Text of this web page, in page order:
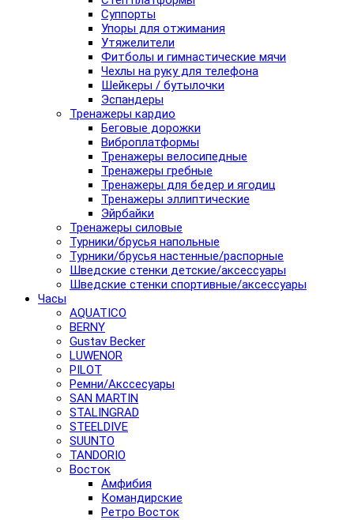
Суппорты
Упоры для отжимания
Утяжелители
Фитболы и гимнастические мячи
Чехлы на руку для телефона
Шейкеры / бутылочки
Эспандеры
Тренажеры кардио
Беговые дорожки
Виброплатформы
Тренажеры велосипедные
Тренажеры гребные
Тренажеры для бедер и ягодиц
Тренажеры эллиптические
Эйрбайки
Тренажеры силовые
Турники/брусья напольные
Турники/брусья настенные/распорные
Шведские стенки детские/аксессуары
Шведские стенки спортивные/аксессуары
Часы
AQUATICO
BERNY
Gustav Becker
LUWENOR
PILOT
Pемни/Акссесуары
SAN MARTIN
STALINGRAD
STEELDIVE
SUUNTO
TANDORIO
Восток
Амфибия
Командирские
Ретро Восток